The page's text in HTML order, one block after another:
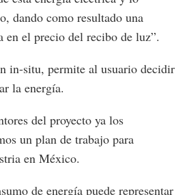
dando como resultado una
el precio del recibo de luz”.
in-situ, permite al usuario decidir
la energía.
del proyecto ya los
un plan de trabajo para
en México.
de energía puede representar